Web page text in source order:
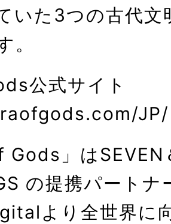
いた3つの古代文
。
公式サイト
JP/
Gods」はSEVEN
の提携パートナ
より全世界に